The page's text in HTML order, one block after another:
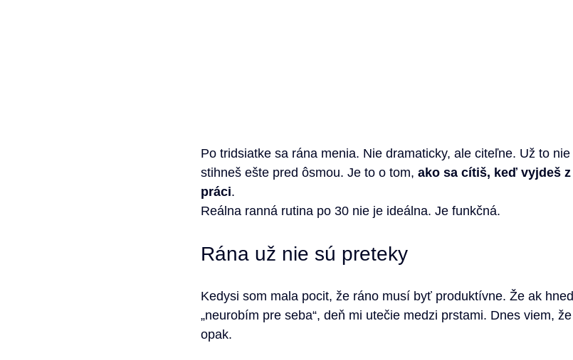
Po tridsiatke sa rána menia. Nie dramaticky, ale citeľne. Už to
stihneš ešte pred ôsmou. Je to o tom, ako sa cítiš, keď vyjdeš
práci.
Reálna ranná rutina po 30 nie je ideálna. Je funkčná.
Rána už nie sú preteky
Kedysi som mala pocit, že ráno musí byť produktívne. Že ak
„neurobím pre seba“, deň mi utečie medzi prstami. Dnes viem,
opak.